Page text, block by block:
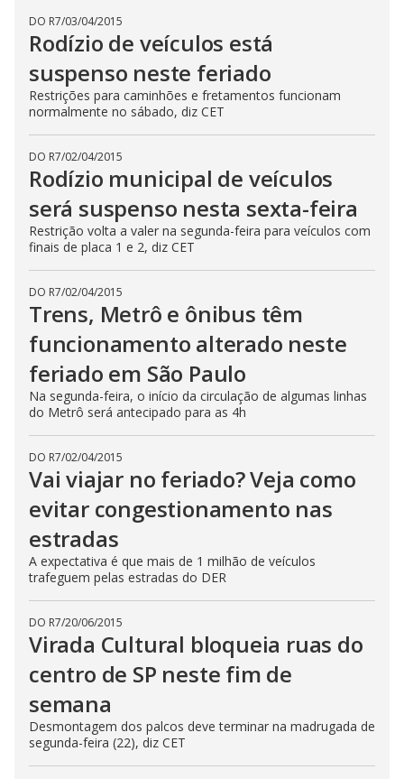
DO R7/03/04/2015
Rodízio de veículos está
suspenso neste feriado
Restrições para caminhões e fretamentos funcionam
normalmente no sábado, diz CET
DO R7/02/04/2015
Rodízio municipal de veículos
será suspenso nesta sexta-feira
Restrição volta a valer na segunda-feira para veículos com
finais de placa 1 e 2, diz CET
DO R7/02/04/2015
Trens, Metrô e ônibus têm
funcionamento alterado neste
feriado em São Paulo
Na segunda-feira, o início da circulação de algumas linhas
do Metrô será antecipado para as 4h
DO R7/02/04/2015
Vai viajar no feriado? Veja como
evitar congestionamento nas
estradas
A expectativa é que mais de 1 milhão de veículos
trafeguem pelas estradas do DER
DO R7/20/06/2015
Virada Cultural bloqueia ruas do
centro de SP neste fim de
semana
Desmontagem dos palcos deve terminar na madrugada de
segunda-feira (22), diz CET